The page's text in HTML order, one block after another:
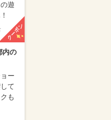
遊
クーポン
内の
ー
て
も